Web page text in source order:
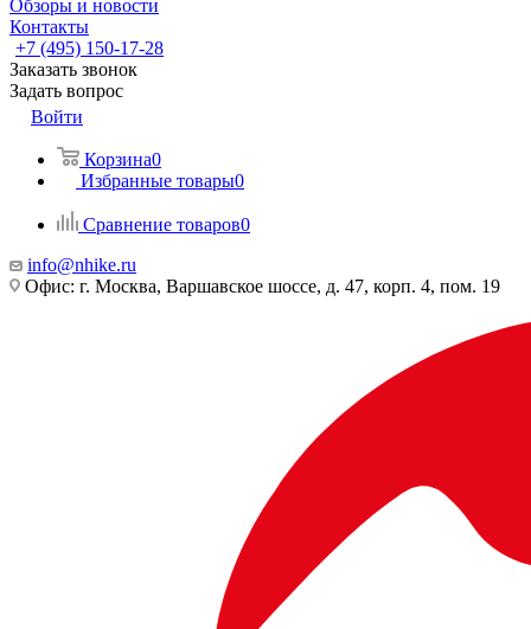
Обзоры и новости
Контакты
+7 (495) 150-17-28
Заказать звонок
Задать вопрос
Войти
Корзина0
Избранные товары0
Сравнение товаров0
info@nhike.ru
Офис: г. Москва, Варшавское шоссе, д. 47, корп. 4, пом. 19